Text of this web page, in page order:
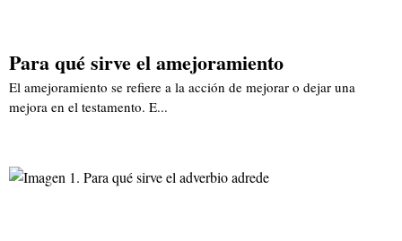
Para qué sirve el amejoramiento
El amejoramiento se refiere a la acción de mejorar o dejar una
mejora en el testamento. E...